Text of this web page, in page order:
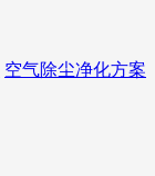
空气除尘净化方案